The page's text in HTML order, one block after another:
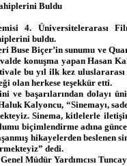
Buldu
4. Üniversitelerarası
buldu.
Buse Biçer’in sunumu ve
konuşma yapan Hasan
bu yıl ilk kez
olan herkese teşekkür etti.
başarılarından dolayı
Kalyoncu, “Sinemayı,
Sinema, kitlelerle
biçimlendirme adına
hikayelerden beslenen
dedi.
Genel Müdür Yardımcısı